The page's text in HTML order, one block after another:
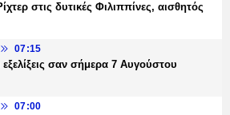
στις δυτικές Φιλιππίνες, αισθητός
07:15
εξελίξεις σαν σήμερα 7 Αυγούστου
07:00